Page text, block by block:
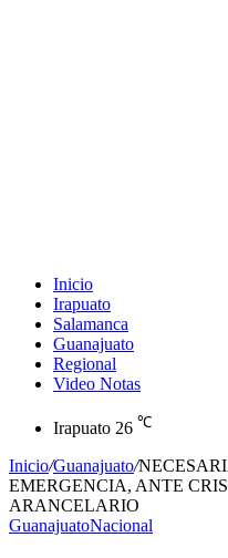
Inicio
Irapuato
Salamanca
Guanajuato
Regional
Video Notas
Irapuato 26 ℃
Inicio/Guanajuato/
EMERGENCIA, ANTE
ARANCELARIO
GuanajuatoNacional